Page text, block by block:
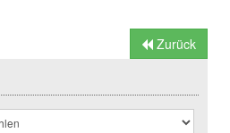
Zurück